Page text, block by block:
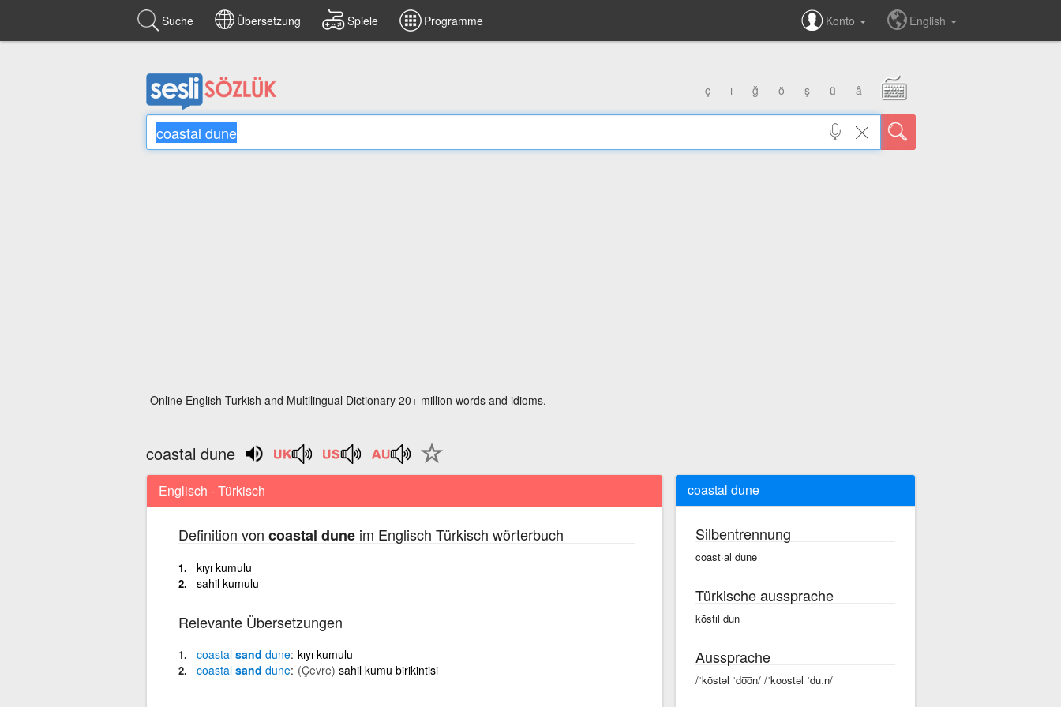
Suche Übersetzung Spiele Programme Konto English
ç ı ğ ö ş ü â
Online English Turkish and Multilingual Dictionary 20+ million words and idioms.
coastal dune
Englisch - Türkisch
Definition von coastal duneim Englisch Türkisch wörterbuch
kıyı kumulu
sahil kumulu
Relevante Übersetzungen
coastalsand dune kıyı kumulu
coastalsand dune (Çevre) sahil kumu birikintisi
coastal dune
Silbentrennung
coast·al dune
Türkische aussprache
kōstıl dun
Aussprache
/ˈkōstəl ˈdo͞on/ /ˈkoʊstəl ˈduːn/